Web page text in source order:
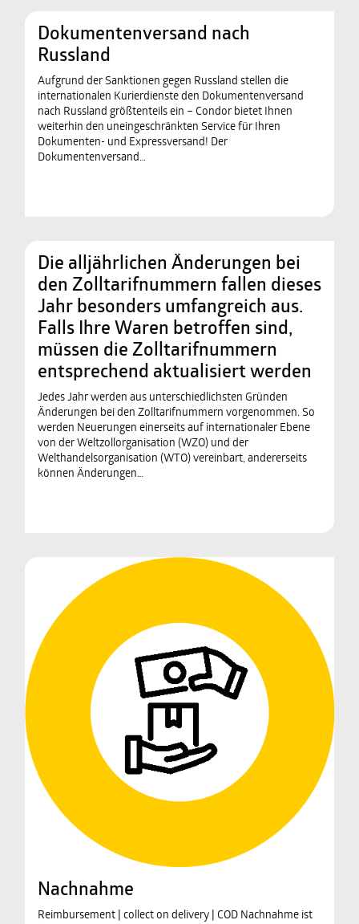
Dokumentenversand nach
Russland
Aufgrund der Sanktionen gegen Russland stellen die
internationalen Kurierdienste den Dokumentenversand
nach Russland größtenteils ein – Condor bietet Ihnen
weiterhin den uneingeschränkten Service für Ihren
Dokumenten- und Expressversand! Der
Dokumentenversand…
Die alljährlichen Änderungen bei
den Zolltarifnummern fallen dieses
Jahr besonders umfangreich aus.
Falls Ihre Waren betroffen sind,
müssen die Zolltarifnummern
entsprechend aktualisiert werden
Jedes Jahr werden aus unterschiedlichsten Gründen
Änderungen bei den Zolltarifnummern vorgenommen. So
werden Neuerungen einerseits auf internationaler Ebene
von der Weltzollorganisation (WZO) und der
Welthandelsorganisation (WTO) vereinbart, andererseits
können Änderungen…
Nachnahme
Reimbursement | collect on delivery | COD Nachnahme ist